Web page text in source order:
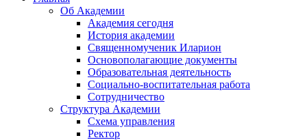
Об Академии
Академия сегодня
История академии
Священномученик Иларион
Основополагающие документы
Образовательная деятельность
Социально-воспитательная работа
Сотрудничество
Структура Академии
Схема управления
Ректор